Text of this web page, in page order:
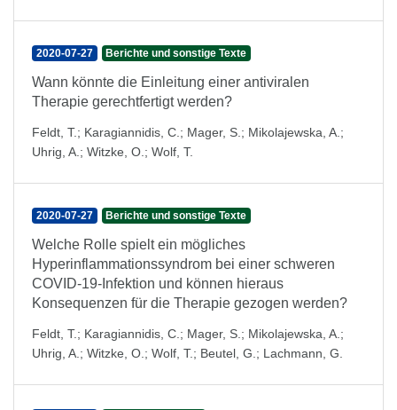
2020-07-27 Berichte und sonstige Texte
Wann könnte die Einleitung einer antiviralen
Therapie gerechtfertigt werden?
Feldt, T.; Karagiannidis, C. ; Mager, S. ; Mikolajewska, A. ;
Uhrig, A. ; Witzke, O. ; Wolf, T.
2020-07-27 Berichte und sonstige Texte
Welche Rolle spielt ein mögliches
Hyperinflammationssyndrom bei einer schweren
COVID-19-Infektion und können hieraus
Konsequenzen für die Therapie gezogen werden?
Feldt, T.; Karagiannidis, C. ; Mager, S. ; Mikolajewska, A. ;
Uhrig, A. ; Witzke, O. ; Wolf, T.; Beutel, G. ; Lachmann, G.